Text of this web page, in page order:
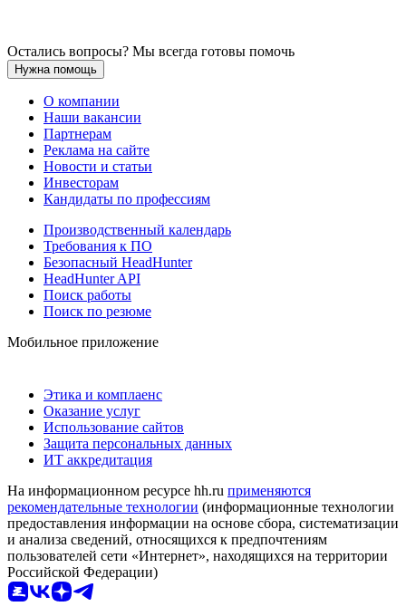
Остались вопросы? Мы всегда готовы помочь
Нужна помощь
О компании
Наши вакансии
Партнерам
Реклама на сайте
Новости и статьи
Инвесторам
Кандидаты по профессиям
Производственный календарь
Требования к ПО
Безопасный HeadHunter
HeadHunter API
Поиск работы
Поиск по резюме
Мобильное приложение
Этика и комплаенс
Оказание услуг
Использование сайтов
Защита персональных данных
ИТ аккредитация
На информационном ресурсе hh.ru применяются
рекомендательные технологии (информационные технологии
предоставления информации на основе сбора, систематизации
и анализа сведений, относящихся к предпочтениям
пользователей сети «Интернет», находящихся на территории
Российской Федерации)